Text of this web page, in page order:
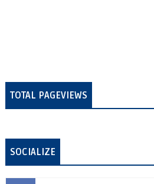
TOTAL PAGEVIEWS
SOCIALIZE